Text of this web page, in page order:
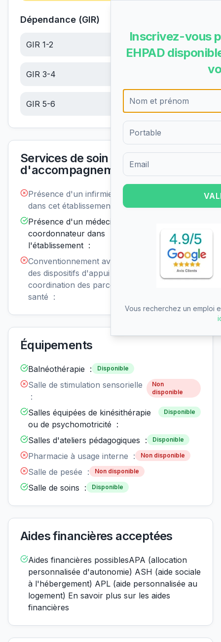
Dépendance (GIR)
GIR 1-2
GIR 3-4
GIR 5-6 5.65€/jour
Services de soin et
d'accompagnement
Présence d'un infirmier de nuit
dans cet établissement :
Présence d'un médecin
coordonnateur dans
l'établissement :
Conventionnement avec un ou
des dispositifs d'appui à la
coordination des parcours de
santé :
Non
disponible
Équipements
Balnéothérapie : Disponible
Salle de stimulation sensorielle
:
Non
disponible
Salles équipées de kinésithérapie
ou de psychomotricité :
Disponible
Salles d'ateliers pédagogiques : Disponible
Pharmacie à usage interne : Non disponible
Salle de pesée : Non disponible
Salle de soins : Disponible
Aides financières acceptées
Aides financières possiblesAPA (allocation
personnalisée d'autonomie) ASH (aide sociale
à l'hébergement) APL (aide personnalisée au
logement) En savoir plus sur les aides
financières
Inscrivez-vous
EHPAD
Formulaire d'inscription pour
Vous recherchez un emploi